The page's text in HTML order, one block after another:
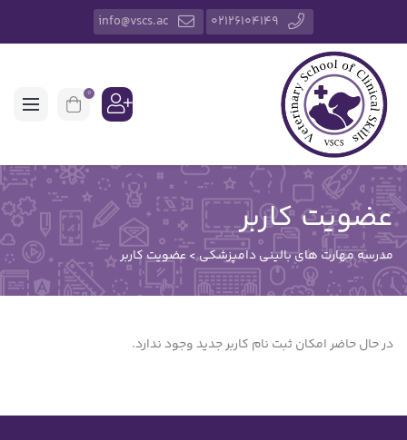
02126104149
info@vscs.ac
0
عضویت کاربر
مدرسه مهارت های بالینی دامپزشکی>عضویت کاربر
در حال حاضر امکان ثبت نام کاربر جدید وجود ندارد.